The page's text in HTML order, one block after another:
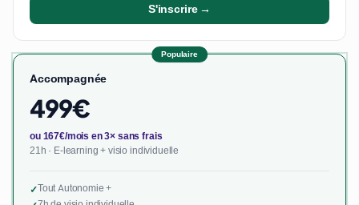
S'inscrire →
Populaire
Accompagnée
499€
ou 167€/mois en 3× sans frais
21h · E-learning + visio individuelle
✓Tout Autonomie +